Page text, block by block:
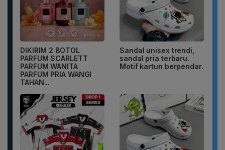
DIKIRIM 2 BOTOL
PARFUM SCARLETT
PARFUM WANITA
PARFUM PRIA WANGI
TAHAN...
Sandal unisex trendi,
sandal pria terbaru.
Motif kartun berpendar.